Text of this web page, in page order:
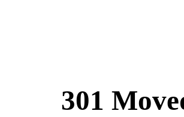
301